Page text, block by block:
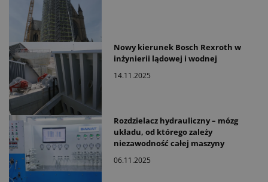
Nowy kierunek Bosch Rexroth w
inżynierii lądowej i wodnej
14.11.2025
Rozdzielacz hydrauliczny – mózg
układu, od którego zależy
niezawodność całej maszyny
06.11.2025